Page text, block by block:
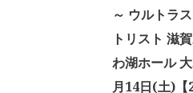
～ ウルトラ
トリスト 滋
わ湖ホール
月14日(土)【2